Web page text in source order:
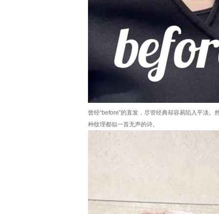
曾经“before”的直发，尽管经典却容易陷入平淡
种纹理都似一首无声的诗。